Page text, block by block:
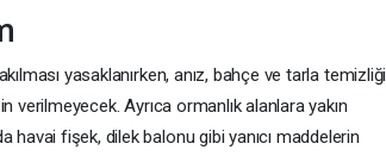
yasaklanırken, anız, bahçe ve tarla temizliği
verilmeyecek. Ayrıca ormanlık alanlara yakın
fişek, dilek balonu gibi yanıcı maddelerin